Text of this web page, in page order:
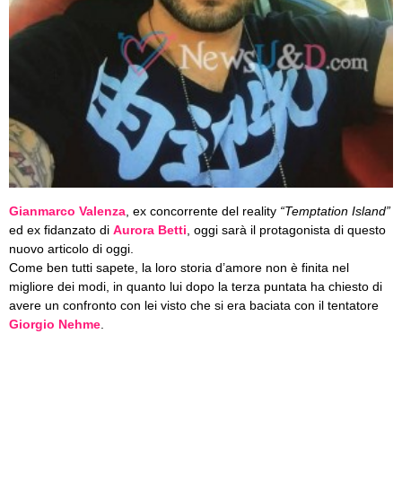
Gianmarco Valenza , ex concorrente del reality “Temptation Island”
ed ex fidanzato di Aurora Betti , oggi sarà il protagonista di questo
nuovo articolo di oggi.
Come ben tutti sapete, la loro storia d’amore non è finita nel
migliore dei modi, in quanto lui dopo la terza puntata ha chiesto di
avere un confronto con lei visto che si era baciata con il tentatore
Giorgio Nehme